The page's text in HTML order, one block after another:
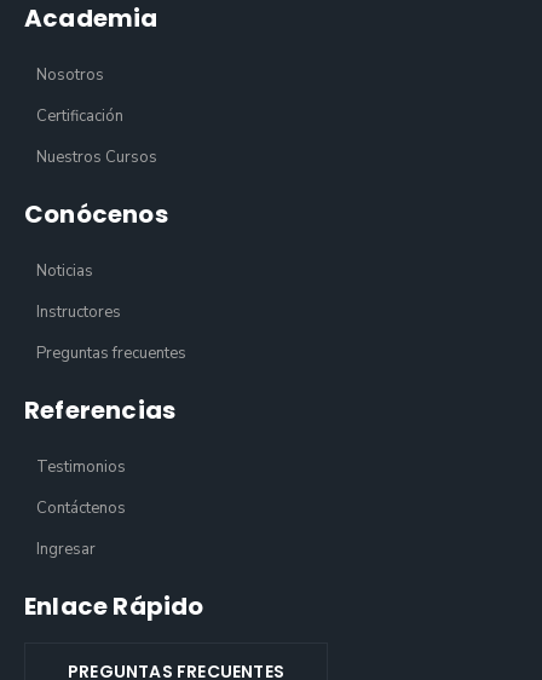
Academia
Nosotros
Certificación
Nuestros Cursos
Conócenos
Noticias
Instructores
Preguntas frecuentes
Referencias
Testimonios
Contáctenos
Ingresar
Enlace Rápido
PREGUNTAS FRECUENTES